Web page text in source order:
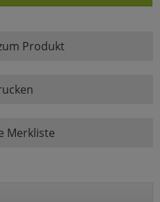
Produkt
Merkliste